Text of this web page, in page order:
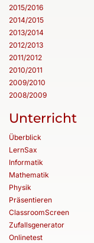
2015/2016
2014/2015
2013/2014
2012/2013
2011/2012
2010/2011
2009/2010
2008/2009
Unterricht
Überblick
LernSax
Informatik
Mathematik
Physik
Präsentieren
ClassroomScreen
Zufallsgenerator
Onlinetest